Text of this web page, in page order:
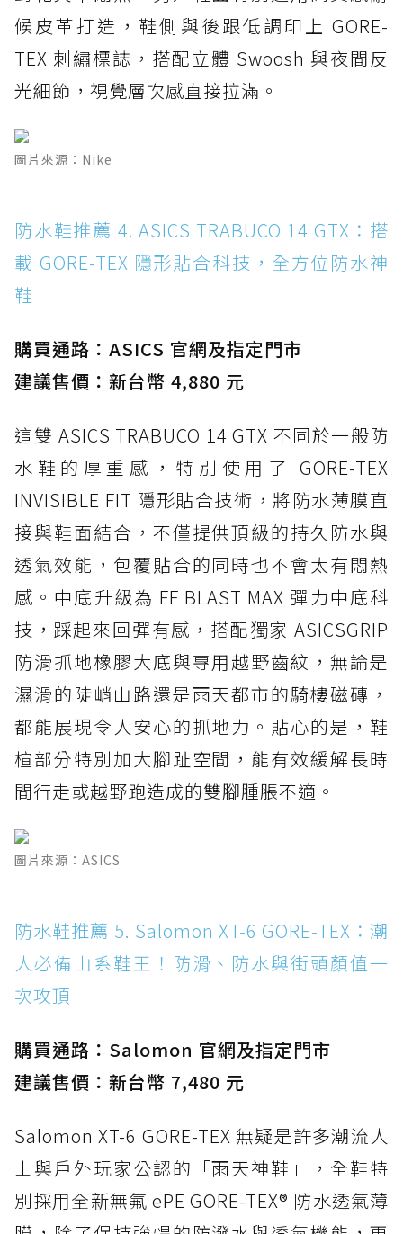
候皮革打造，鞋側與後跟低調印上 GORE-
TEX 刺繡標誌，搭配立體 Swoosh 與夜間反
光細節，視覺層次感直接拉滿。
圖片來源：Nike
防水鞋推薦 4. ASICS TRABUCO 14 GTX：搭
載 GORE-TEX 隱形貼合科技，全方位防水神
鞋
購買通路：ASICS 官網及指定門市
建議售價：新台幣 4,880 元
這雙 ASICS TRABUCO 14 GTX 不同於一般防
水鞋的厚重感，特別使用了 GORE-TEX
INVISIBLE FIT 隱形貼合技術，將防水薄膜直
接與鞋面結合，不僅提供頂級的持久防水與
透氣效能，包覆貼合的同時也不會太有悶熱
感。中底升級為 FF BLAST MAX 彈力中底科
技，踩起來回彈有感，搭配獨家 ASICSGRIP
防滑抓地橡膠大底與專用越野齒紋，無論是
濕滑的陡峭山路還是雨天都市的騎樓磁磚，
都能展現令人安心的抓地力。貼心的是，鞋
楦部分特別加大腳趾空間，能有效緩解長時
間行走或越野跑造成的雙腳腫脹不適。
圖片來源：ASICS
防水鞋推薦 5. Salomon XT-6 GORE-TEX：潮
人必備山系鞋王！防滑、防水與街頭顏值一
次攻頂
購買通路：Salomon 官網及指定門市
建議售價：新台幣 7,480 元
Salomon XT-6 GORE-TEX 無疑是許多潮流人
士與戶外玩家公認的「雨天神鞋」，全鞋特
別採用全新無氟 ePE GORE-TEX® 防水透氣薄